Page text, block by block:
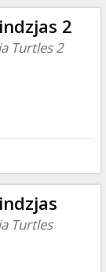
2
Turtles 2
Turtles